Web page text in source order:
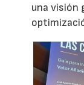
una visión